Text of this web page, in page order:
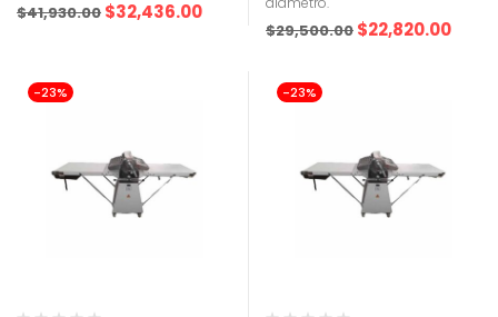
$41,930.00 $32,436.00
$29,500.00 $22,820.00
-23% -23%